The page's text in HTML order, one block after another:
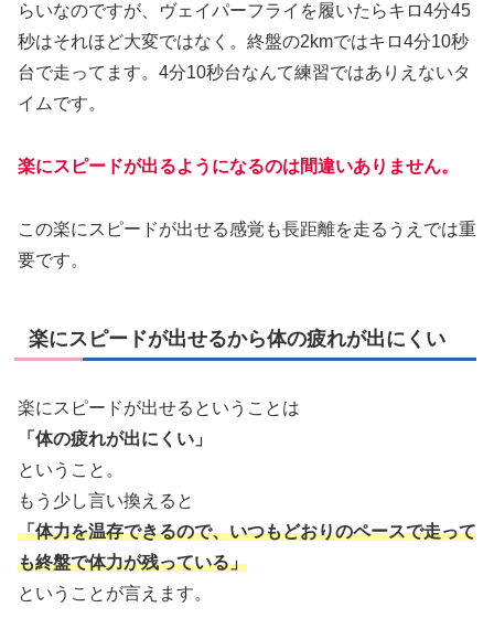
らいなのですが、ヴェイパーフライを履いたらキロ4分45
秒はそれほど大変ではなく。終盤の2kmではキロ4分10秒
台で走ってます。4分10秒台なんて練習ではありえないタ
イムです。
楽にスピードが出るようになるのは間違いありません。
この楽にスピードが出せる感覚も長距離を走るうえでは重
要です。
楽にスピードが出せるから体の疲れが出にくい
楽にスピードが出せるということは
「体の疲れが出にくい」
ということ。
もう少し言い換えると
「体力を温存できるので、いつもどおりのペースで走って
も終盤で体力が残っている」
ということが言えます。